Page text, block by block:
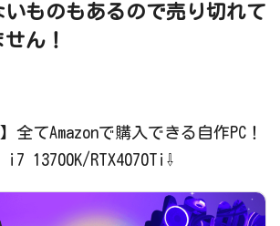
ものもあるので売り切れて
ん！
全てAmazonで購入できる自作PC！
i7 13700K/RTX4070Ti⇩